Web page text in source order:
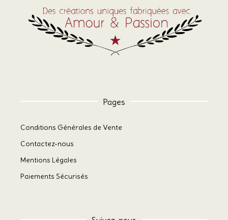
Pages
Conditions Générales de Vente
Contactez-nous
Mentions Légales
Paiements Sécurisés